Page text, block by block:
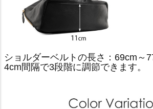
ショルダーベルトの長さ：69cm～
4cm間隔で3段階に調節できます。